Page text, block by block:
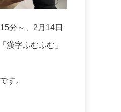
分～、2月14日
漢字ふむふむ」
す。